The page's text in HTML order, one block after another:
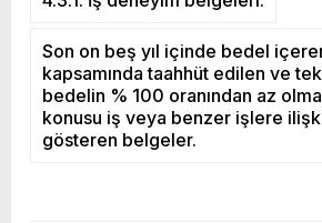
Son on beş yıl içinde bedel
kapsamında taahhüt edilen ve
bedelin % 100 oranından az
konusu iş veya benzer işlere
gösteren belgeler.